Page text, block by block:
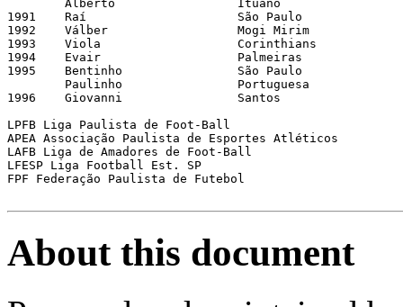
1991 	Raí 			São Paulo 		20 	FPF
1992	Válber 			Mogi Mirim 		17 	FPF
1993 	Viola 			Corinthians 		20 	FPF
1994 	Evair			Palmeiras 		22 	FPF
1995 	Bentinho 		São Paulo 		20 	FPF
1996 	Giovanni 		Santos 			24 	FPF
LPFB Liga Paulista de Foot-Ball
APEA Associação Paulista de Esportes Atléticos
LAFB Liga de Amadores de Foot-Ball
LFESP Liga Football Est. SP
FPF Federação Paulista de Futebol
About this document